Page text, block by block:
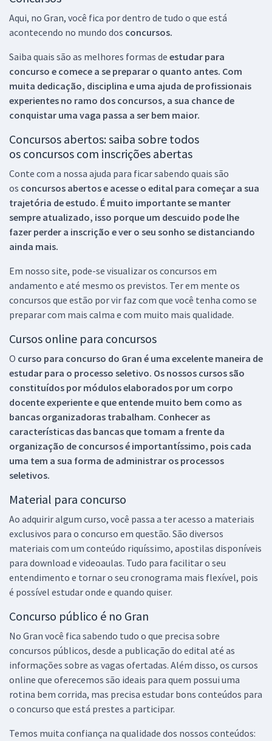
Aqui, no Gran, você fica por dentro de tudo o que está
acontecendo no mundo dos concursos.
Saiba quais são as melhores formas de estudar para
concurso e comece a se preparar o quanto antes. Com
muita dedicação, disciplina e uma ajuda de profissionais
experientes no ramo dos concursos, a sua chance de
conquistar uma vaga passa a ser bem maior.
Concursos abertos: saiba sobre todos
os concursos com inscrições abertas
Conte com a nossa ajuda para ficar sabendo quais são
os concursos abertos e acesse o edital para começar a sua
trajetória de estudo. É muito importante se manter
sempre atualizado, isso porque um descuido pode lhe
fazer perder a inscrição e ver o seu sonho se distanciando
ainda mais.
Em nosso site, pode-se visualizar os concursos em
andamento e até mesmo os previstos. Ter em mente os
concursos que estão por vir faz com que você tenha como se
preparar com mais calma e com muito mais qualidade.
Cursos online para concursos
O curso para concurso do Gran é uma excelente maneira de
estudar para o processo seletivo. Os nossos cursos são
constituídos por módulos elaborados por um corpo
docente experiente e que entende muito bem como as
bancas organizadoras trabalham. Conhecer as
características das bancas que tomam a frente da
organização de concursos é importantíssimo, pois cada
uma tem a sua forma de administrar os processos
seletivos.
Material para concurso
Ao adquirir algum curso, você passa a ter acesso a materiais
exclusivos para o concurso em questão. São diversos
materiais com um conteúdo riquíssimo, apostilas disponíveis
para download e videoaulas. Tudo para facilitar o seu
entendimento e tornar o seu cronograma mais flexível, pois
é possível estudar onde e quando quiser.
Concurso público é no Gran
No Gran você fica sabendo tudo o que precisa sobre
concursos públicos, desde a publicação do edital até as
informações sobre as vagas ofertadas. Além disso, os cursos
online que oferecemos são ideais para quem possui uma
rotina bem corrida, mas precisa estudar bons conteúdos para
o concurso que está prestes a participar.
Temos muita confiança na qualidade dos nossos conteúdos: